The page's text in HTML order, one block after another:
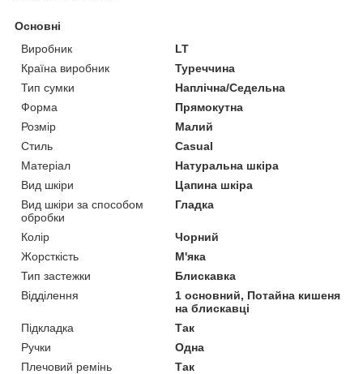
Основні
Виробник
LT
Країна виробник
Туреччина
Тип сумки
Наплічна/Седельна
Форма
Прямокутна
Розмір
Малий
Стиль
Casual
Матеріал
Натуральна шкіра
Вид шкіри
Цапина шкіра
Вид шкіри за способом
обробки
Гладка
Колір
Чорний
Жорсткість
М'яка
Тип застежки
Блискавка
Відділення
1 основний, Потайна кишеня
на блискавці
Підкладка
Так
Ручки
Одна
Плечовий ремінь
Так